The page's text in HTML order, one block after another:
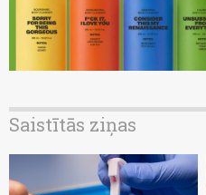
Saistītās ziņas